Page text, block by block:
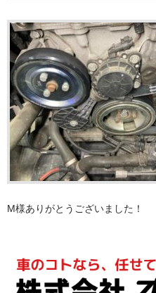
M様ありがとうございました！